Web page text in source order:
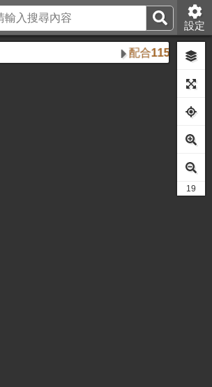
設定
配合115年8月18
27